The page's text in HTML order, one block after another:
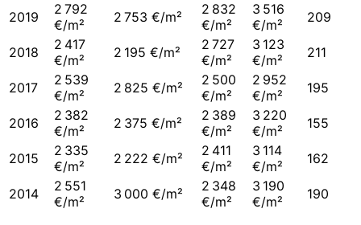
2019
2 792
€/m²
2 753 €/m²
2 832
€/m²
3 516
€/m²
209
2018
2 417
€/m²
2 195 €/m²
2 727
€/m²
3 123
€/m²
211
2017
2 539
€/m²
2 825 €/m²
2 500
€/m²
2 952
€/m²
195
2016
2 382
€/m²
2 375 €/m²
2 389
€/m²
3 220
€/m²
155
2015
2 335
€/m²
2 222 €/m²
2 411
€/m²
3 114
€/m²
162
2014
2 551
€/m²
3 000 €/m²
2 348
€/m²
3 190
€/m²
190